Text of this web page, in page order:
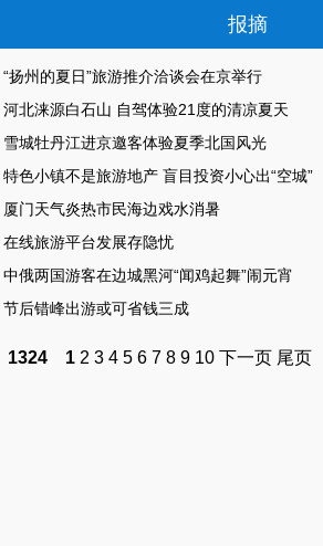
报摘
“扬州的夏日”旅游推介洽谈会在京举行
河北涞源白石山 自驾体验21度的清凉夏天
雪城牡丹江进京邀客体验夏季北国风光
特色小镇不是旅游地产 盲目投资小心出“空城”
厦门天气炎热市民海边戏水消暑
在线旅游平台发展存隐忧
中俄两国游客在边城黑河“闻鸡起舞”闹元宵
节后错峰出游或可省钱三成
1324 1 2 3 4 5 6 7 8 9 10 下一页 尾页